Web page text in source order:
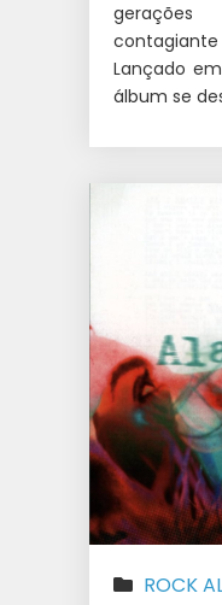
Lançado
álbum se
ROCK